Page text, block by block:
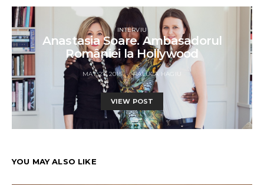
INTERVIU
Anastasia Soare. Ambasadorul
României la Hollywood
MAY 27, 2015 RALUCA HAGIU
VIEW POST
YOU MAY ALSO LIKE